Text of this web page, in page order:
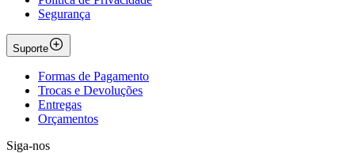
Segurança
Suporte
Formas de Pagamento
Trocas e Devoluções
Entregas
Orçamentos
Siga-nos